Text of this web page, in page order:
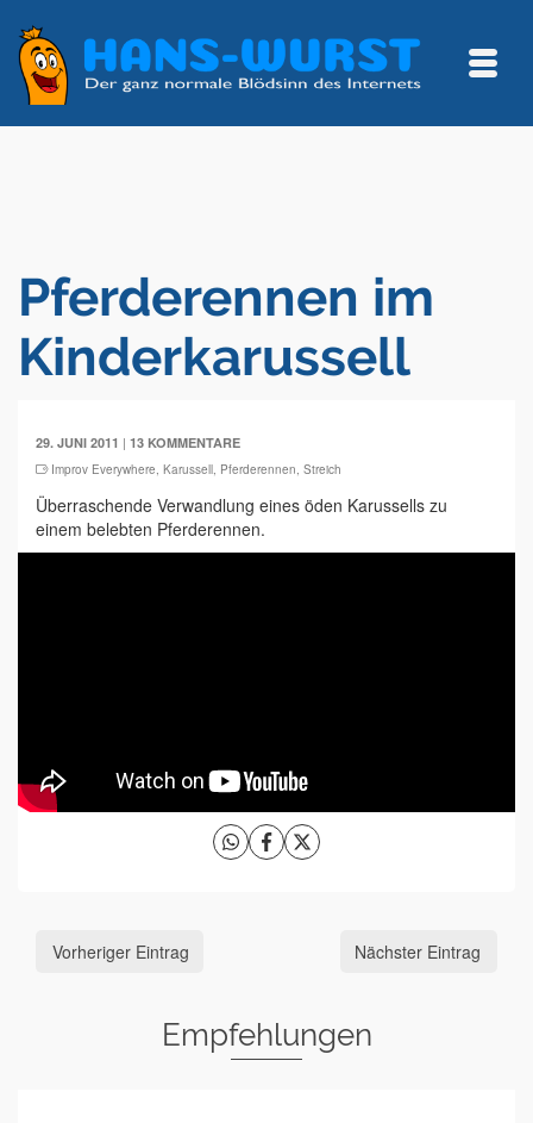
Pferderennen im
Kinderkarussell
29. JUNI 2011 | 13 KOMMENTARE
Improv Everywhere, Karussell, Pferderennen, Streich
Überraschende Verwandlung eines öden Karussells zu
einem belebten Pferderennen.
Vorheriger Eintrag Nächster Eintrag
Empfehlungen